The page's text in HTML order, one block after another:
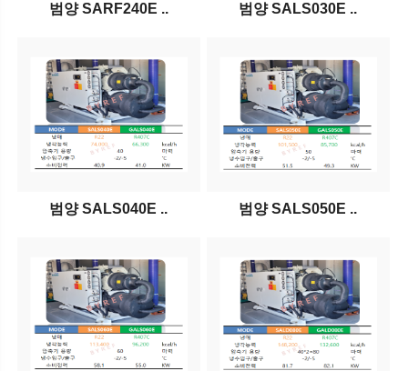
범양 SARF240E .. 범양 SALS030E ..
범양 SALS040E .. 범양 SALS050E ..